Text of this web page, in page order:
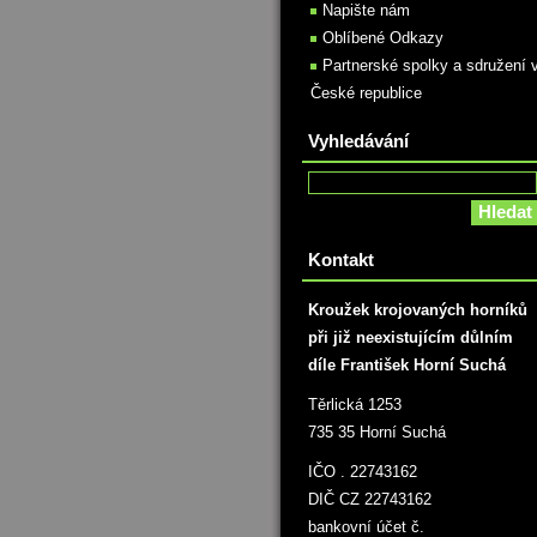
Napište nám
Oblíbené Odkazy
Partnerské spolky a sdružení
České republice
Vyhledávání
Kontakt
Kroužek krojovaných horníků
při již neexistujícím důlním
díle František Horní Suchá
Těrlická 1253
735 35 Horní Suchá
IČO . 22743162
DIČ CZ 22743162
bankovní účet č.